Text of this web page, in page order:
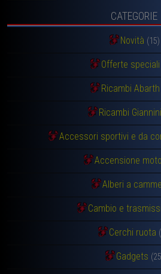
CATEGORIE
Novità (15)
Offerte speciali
Ricambi Abarth
Ricambi Giannini
Accessori sportivi e da
Accensione
Alberi a camme
Cambio e
Cerchi ruota
Gadgets